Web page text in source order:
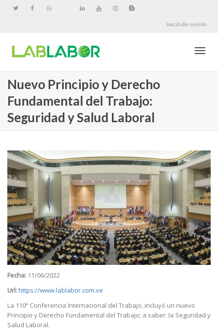
Inicio de sesión
Nuevo Principio y Derecho
Fundamental del Trabajo:
Seguridad y Salud Laboral
Fecha: 11/06/2022
Url:https://www.lablabor.com.ve
La 110ª Conferencia Internacional del Trabajo, incluyó un nuevo
Principio y Derecho Fundamental del Trabajo; a saber: la Seguridad y
Salud Laboral.